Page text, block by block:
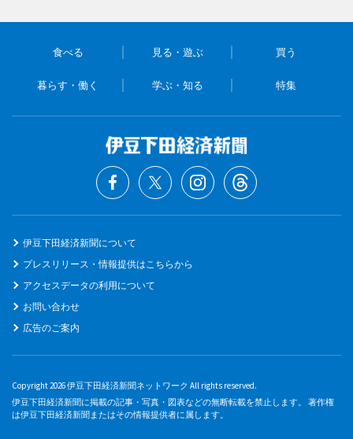
食べる 見る・遊ぶ 買う
暮らす・働く 学ぶ・知る 特集
伊豆下田経済新聞について
プレスリリース・情報提供はこちらから
アクセスデータの利用について
お問い合わせ
広告のご案内
Copyright 2026 伊豆下田経済新聞ネットワーク All rights reserved.
伊豆下田経済新聞に掲載の記事・写真・図表などの無断転載を禁止します。 著作権
は伊豆下田経済新聞またはその情報提供者に属します。